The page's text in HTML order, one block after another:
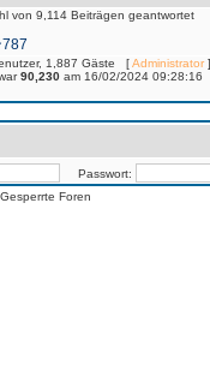
von 9,114 Beiträgen geantwortet
1,887 Gäste [Administrator
90,230 am 16/02/2024 09:28:16
Passwort:
Gesperrte Foren